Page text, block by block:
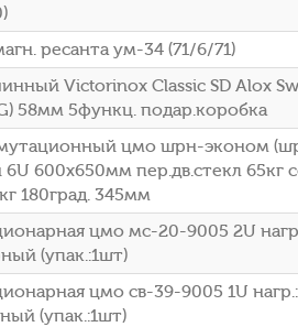
ресанта ум-34 (71/6/71)
Victorinox Classic SD Alox
58мм 5функц. подар.коробка
цмо шрн-эконом
600x650мм пер.дв.стекл 65кг
180град. 345мм
цмо мс-20-9005 2U
(упак.:1шт)
цмо св-39-9005 1U
(упак.:1шт)